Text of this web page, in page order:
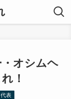
・オシムヘ
！
表